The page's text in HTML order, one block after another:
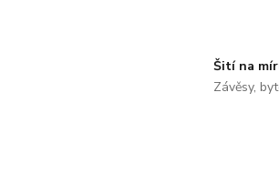
Šití na
Závěsy,